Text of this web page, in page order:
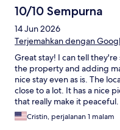
10/10 Sempurna
14 Jun 2026
Terjemahkan dengan
Great stay! I can tell
the property and adding
nice stay even as is. The
close to a lot. It has a nice
that really make it
the updates they are doing
can put chargers or USB
Cristin, perjalanan 1 malam